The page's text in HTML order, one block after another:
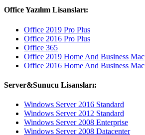
Office Yazılım Lisansları:
Office 2019 Pro Plus
Office 2016 Pro Plus
Office 365
Office 2019 Home And Business Mac
Office 2016 Home And Business Mac
Server&Sunucu Lisansları:
Windows Server 2016 Standard
Windows Server 2012 Standard
Windows Server 2008 Enterprise
Windows Server 2008 Datacenter